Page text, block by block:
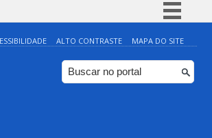
Simplifique!
Comunica BR
Participe
ALTO CONTRASTE MAPA DO SITE